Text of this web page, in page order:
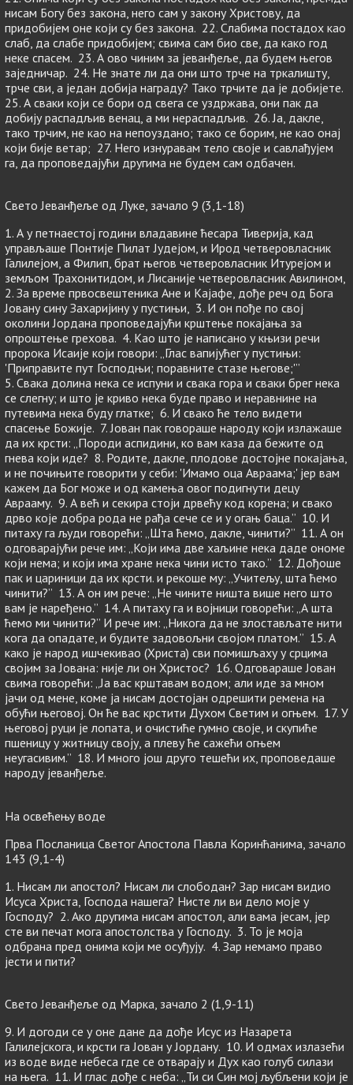
нисам Богу без закона, него сам у закону Христову, да
придобијем оне који су без закона. 22. Слабима постадох као
слаб, да слабе придобијем; свима сам био све, да како год
неке спасем. 23. А ово чиним за јеванђеље, да будем његов
заједничар. 24. Не знате ли да они што трче на тркалишту,
трче сви, а један добија награду? Тако трчите да је добијете.
25. А сваки који се бори од свега се уздржава, они пак да
добију распадљив венац, а ми нераспадљив. 26. Ја, дакле,
тако трчим, не као на непоуздано; тако се борим, не као онај
који бије ветар; 27. Него изнуравам тело своје и савлађујем
га, да проповедајући другима не будем сам одбачен.
Свето Јеванђеље од Луке, зачало 9 (3,1-18)
1. А у петнаестој години владавине ћесара Тиверија, кад
управљаше Понтије Пилат Јудејом, и Ирод четверовласник
Галилејом, а Филип, брат његов четверовласник Итурејом и
земљом Трахонитидом, и Лисаније четверовласник Авилином,
2. За време првосвештеника Ане и Кајафе, дође реч од Бога
Јовану сину Захаријину у пустињи, 3. И он пође по свој
околини Јордана проповедајући крштење покајања за
опроштење грехова. 4. Као што је написано у књизи речи
пророка Исаије који говори: „Глас вапијућег у пустињи:
'Приправите пут Господњи; поравните стазе његове;'”
5. Свака долина нека се испуни и свака гора и сваки брег нека
се слегну; и што је криво нека буде право и неравнине на
путевима нека буду глатке; 6. И свако ће тело видети
спасење Божије. 7. Јован пак говораше народу који излажаше
да их крсти: „Породи аспидини, ко вам каза да бежите од
гнева који иде? 8. Родите, дакле, плодове достојне покајања,
и не почињите говорити у себи: 'Имамо оца Авраама;' јер вам
кажем да Бог може и од камења овог подигнути децу
Аврааму. 9. А већ и секира стоји дрвећу код корена; и свако
дрво које добра рода не рађа сече се и у огањ баца.” 10. И
питаху га људи говорећи: „Шта ћемо, дакле, чинити?” 11. А он
одговарајући рече им: „Који има две хаљине нека даде ономе
који нема; и који има хране нека чини исто тако.” 12. Дођоше
пак и цариници да их крсти. и рекоше му: „Учитељу, шта ћемо
чинити?” 13. А он им рече: „Не чините ништа више него што
вам је наређено.” 14. А питаху га и војници говорећи: „А шта
ћемо ми чинити?” И рече им: „Никога да не злостављате нити
кога да опадате, и будите задовољни својом платом.” 15. А
како је народ ишчекивао (Христа) сви помишљаху у срцима
својим за Јована: није ли он Христос? 16. Одговараше Јован
свима говорећи: „Ја вас крштавам водом; али иде за мном
јачи од мене, коме ја нисам достојан одрешити ремена на
обући његовој. Он ће вас крстити Духом Светим и огњем. 17. У
његовој руци је лопата, и очистиће гумно своје, и скупиће
пшеницу у житницу своју, а плеву ће сажећи огњем
неугасивим.” 18. И много још друго тешећи их, проповедаше
народу јеванђеље.
На освећењу воде
Прва Посланица Светог Апостола Павла Коринћанима, зачало
143 (9,1-4)
1. Нисам ли апостол? Нисам ли слободан? Зар нисам видио
Исуса Христа, Господа нашега? Нисте ли ви дело моје у
Господу? 2. Ако другима нисам апостол, али вама јесам, јер
сте ви печат мога апостолства у Господу. 3. То је моја
одбрана пред онима који ме осуђују. 4. Зар немамо право
јести и пити?
Свето Јеванђеље од Марка, зачало 2 (1,9-11)
9. И догоди се у оне дане да дође Исус из Назарета
Галилејскога, и крсти га Јован у Јордану. 10. И одмах излазећи
из воде виде небеса где се отварају и Дух као голуб силази
на њега. 11. И глас дође с неба: „Ти си Син мој љубљени који је